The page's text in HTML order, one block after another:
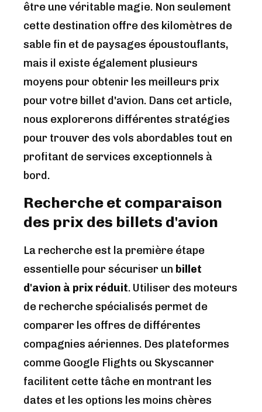
être une véritable magie. Non seulement
cette destination offre des kilomètres de
sable fin et de paysages époustouflants,
mais il existe également plusieurs
moyens pour obtenir les meilleurs prix
pour votre billet d'avion. Dans cet article,
nous explorerons différentes stratégies
pour trouver des vols abordables tout en
profitant de services exceptionnels à
bord.
Recherche et comparaison
des prix des billets d'avion
La recherche est la première étape
essentielle pour sécuriser un billet
d'avion à prix réduit. Utiliser des moteurs
de recherche spécialisés permet de
comparer les offres de différentes
compagnies aériennes. Des plateformes
comme Google Flights ou Skyscanner
facilitent cette tâche en montrant les
dates et les options les moins chères